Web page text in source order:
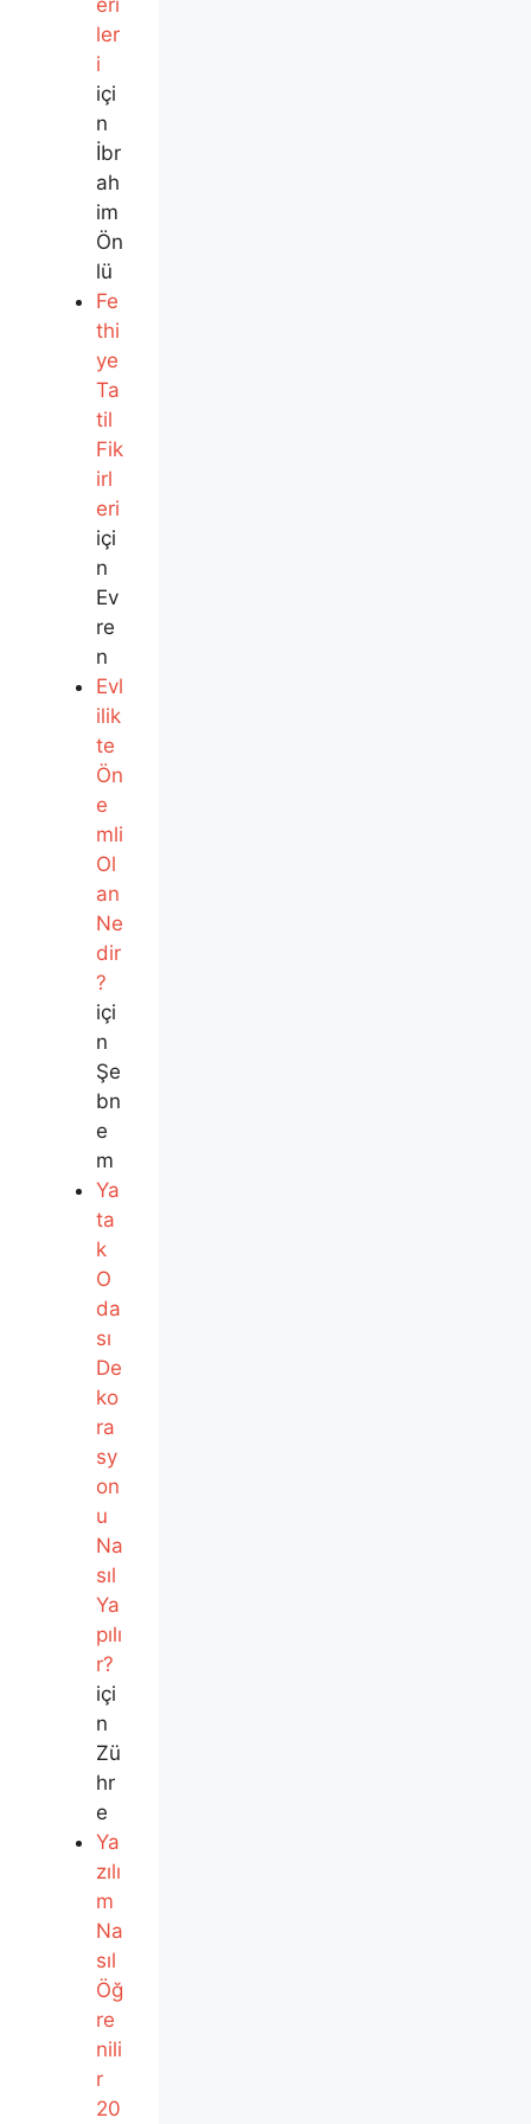
ler
i
içi
n
İbr
ah
im
Ön
lü
Fe
thi
ye
Ta
til
Fik
irl
eri
içi
n
Ev
re
n
Evl
ilik
te
Ön
e
mli
Ol
an
Ne
dir
?
içi
n
Şe
bn
e
m
Ya
ta
k
O
da
sı
De
ko
ra
sy
on
u
Na
sıl
Ya
pılı
r?
içi
n
Zü
hr
e
Ya
zılı
m
Na
sıl
Öğ
re
nili
r
20